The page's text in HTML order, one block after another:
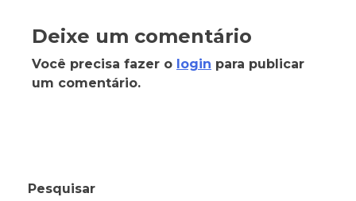
Deixe um comentário
Você precisa fazer o login para publicar
um comentário.
Pesquisar